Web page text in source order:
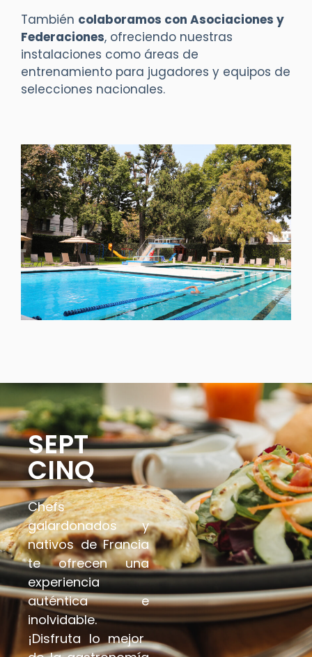
También colaboramos con Asociaciones y
Federaciones, ofreciendo nuestras
instalaciones como áreas de
entrenamiento para jugadores y equipos de
selecciones nacionales.
SEPT
CINQ
Chefs
galardonadosy
nativos de Francia
te ofrecen una
experiencia
auténtica e
inolvidable.
¡Disfruta lo mejor